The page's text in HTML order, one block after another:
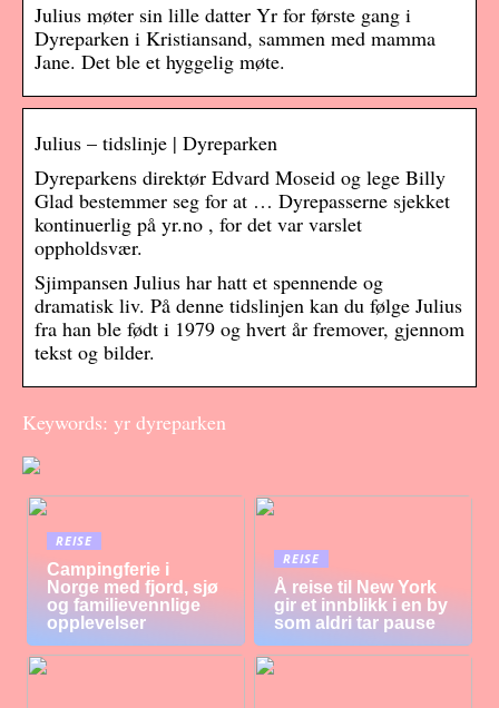
Julius møter sin lille datter Yr for første gang i
Dyreparken i Kristiansand, sammen med mamma
Jane. Det ble et hyggelig møte.
Julius – tidslinje | Dyreparken
Dyreparkens direktør Edvard Moseid og lege Billy
Glad bestemmer seg for at … Dyrepasserne sjekket
kontinuerlig på yr.no , for det var varslet
oppholdsvær.
Sjimpansen Julius har hatt et spennende og
dramatisk liv. På denne tidslinjen kan du følge Julius
fra han ble født i 1979 og hvert år fremover, gjennom
tekst og bilder.
Keywords: yr dyreparken
REISE
Campingferie i
Norge med fjord, sjø
og familievennlige
opplevelser
REISE
Å reise til New York
gir et innblikk i en by
som aldri tar pause